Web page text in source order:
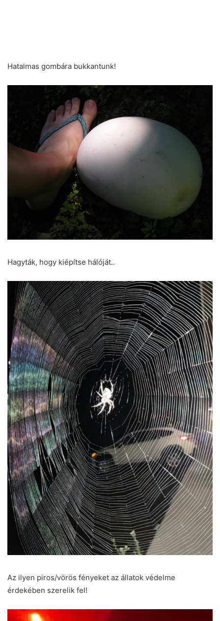
Hatalmas gombára bukkantunk!
Hagyták, hogy kiépítse hálóját..
Az ilyen piros/vörös fényeket az állatok védelme
érdekében szerelik fel!